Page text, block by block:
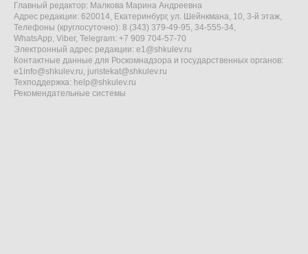
Главный редактор: Малкова Марина Андреевна
Адрес редакции: 620014, Екатеринбург, ул. Шейнкмана, 10, 3-й этаж,
Телефоны (круглосуточно): 8 (343) 379-49-95, 34-555-34,
WhatsApp, Viber, Telegram: +7 909 704-57-70
Электронный адрес редакции: e1@shkulev.ru
Контактные данные для Роскомнадзора и государственных органов:
e1info@shkulev.ru, juristekat@shkulev.ru
Техподдержка: help@shkulev.ru
Рекомендательные системы